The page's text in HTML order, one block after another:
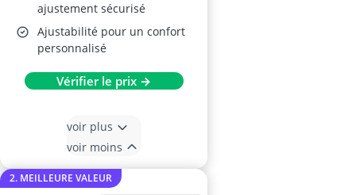
ajustement sécurisé
Ajustabilité pour un confort
personnalisé
Vérifier le prix →
voir plus
voir moins
2. MEILLEURE VALEUR